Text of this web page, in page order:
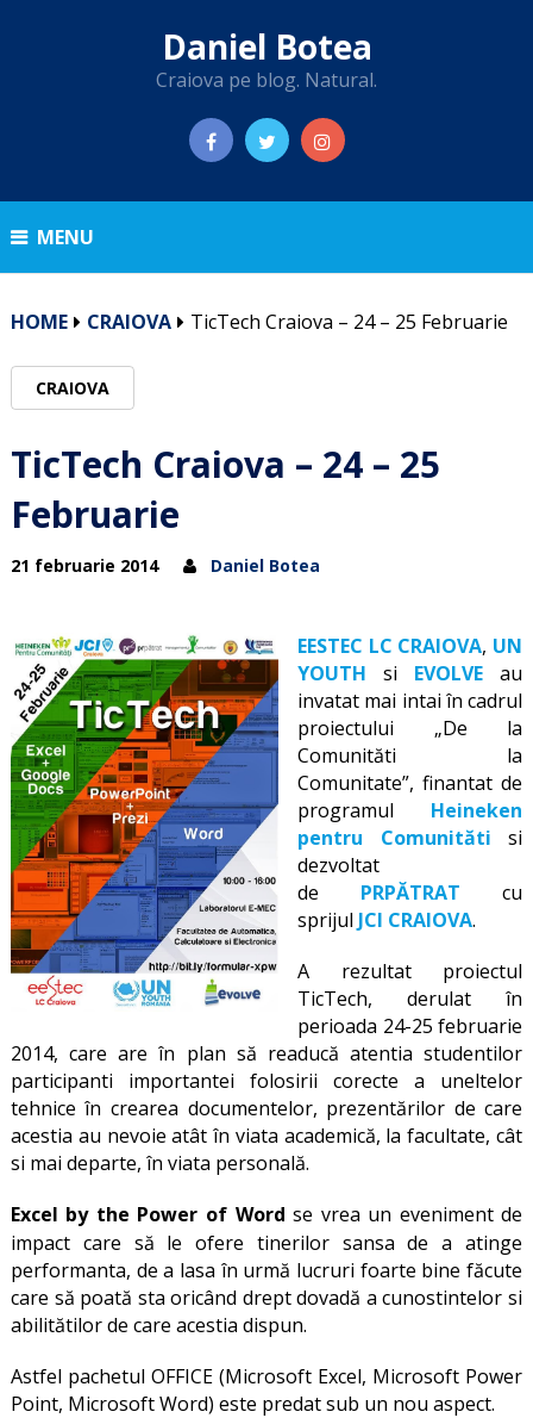
Daniel Botea
Craiova pe blog. Natural.
MENU
HOME CRAIOVA TicTech Craiova – 24 – 25 Februarie
CRAIOVA
TicTech Craiova – 24 – 25
Februarie
21 februarie 2014 Daniel Botea
EESTEC LC CRAIOVA, UN
YOUTH si EVOLVE au
invatat mai intai în cadrul
proiectului „De la
Comunităti la
Comunitate”, finantat de
programul Heineken
pentru Comunităti si
dezvoltat
de PRPĂTRAT cu
sprijul JCI CRAIOVA.
A rezultat proiectul
TicTech, derulat în
perioada 24-25 februarie
2014, care are în plan să readucă atentia studentilor
participanti importantei folosirii corecte a uneltelor
tehnice în crearea documentelor, prezentărilor de care
acestia au nevoie atât în viata academică, la facultate, cât
si mai departe, în viata personală.
Excel by the Power of Word se vrea un eveniment de
impact care să le ofere tinerilor sansa de a atinge
performanta, de a lasa în urmă lucruri foarte bine făcute
care să poată sta oricând drept dovadă a cunostintelor si
abilitătilor de care acestia dispun.
Astfel pachetul OFFICE (Microsoft Excel, Microsoft Power
Point, Microsoft Word) este predat sub un nou aspect.